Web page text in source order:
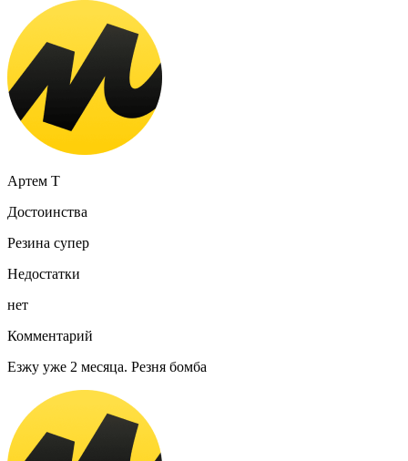
Артем Т
Достоинства
Резина супер
Недостатки
нет
Комментарий
Езжу уже 2 месяца. Резня бомба